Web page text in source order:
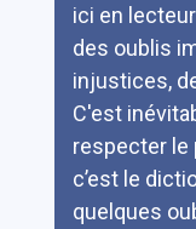
ici en
des oublis
injustices,
C'est
respecter le
c’est le
quelques